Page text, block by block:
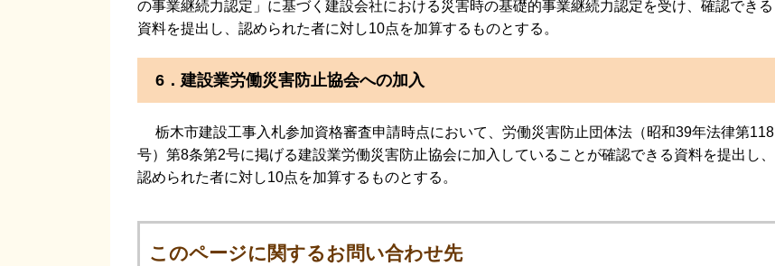
の事業継続力認定」に基づく建設会社における災害時の基礎的事業継続力認定を受け、確認できる
資料を提出し、認められた者に対し10点を加算するものとする。
6．建設業労働災害防止協会への加入
栃木市建設工事入札参加資格審査申請時点において、労働災害防止団体法（昭和39年法律第118
号）第8条第2号に掲げる建設業労働災害防止協会に加入していることが確認できる資料を提出し、
認められた者に対し10点を加算するものとする。
このページに関するお問い合わせ先